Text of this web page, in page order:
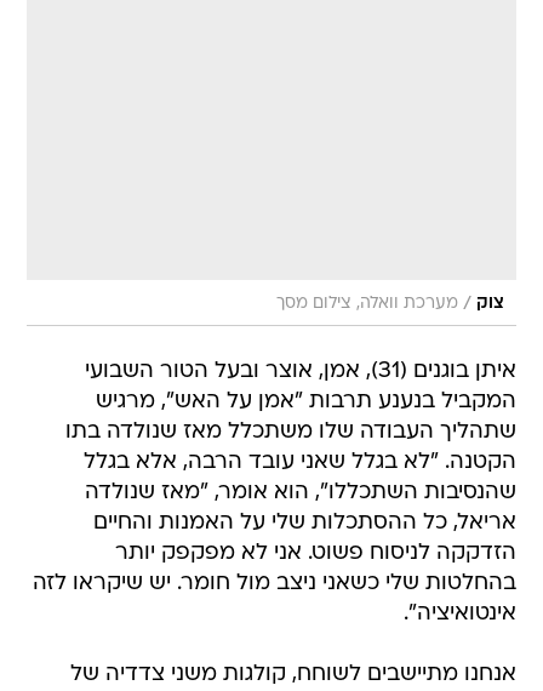
צוק / מערכת וואלה, צילום מסך
איתן בוגנים (31), אמן, אוצר ובעל הטור השבועי
המקביל בנענע תרבות "אמן על האש", מרגיש
שתהליך העבודה שלו משתכלל מאז שנולדה בתו
הקטנה. "לא בגלל שאני עובד הרבה, אלא בגלל
שהנסיבות השתכללו", הוא אומר, "מאז שנולדה
אריאל, כל ההסתכלות שלי על האמנות והחיים
הזדקקה לניסוח פשוט. אני לא מפקפק יותר
בהחלטות שלי כשאני ניצב מול חומר. יש שיקראו לזה
אינטואיציה".
אנחנו מתיישבים לשוחח, קולגות משני צדדיה של